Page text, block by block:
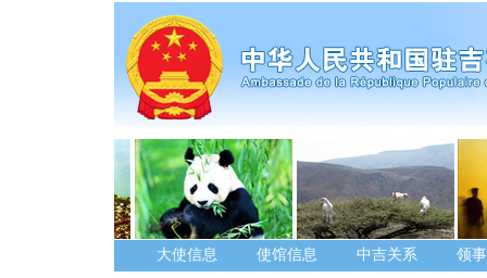
大使信息 使馆信息 中吉关系 领